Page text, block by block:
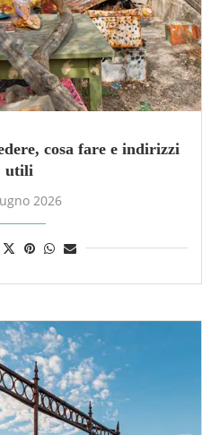
cosa fare e indirizzi
utili
2026